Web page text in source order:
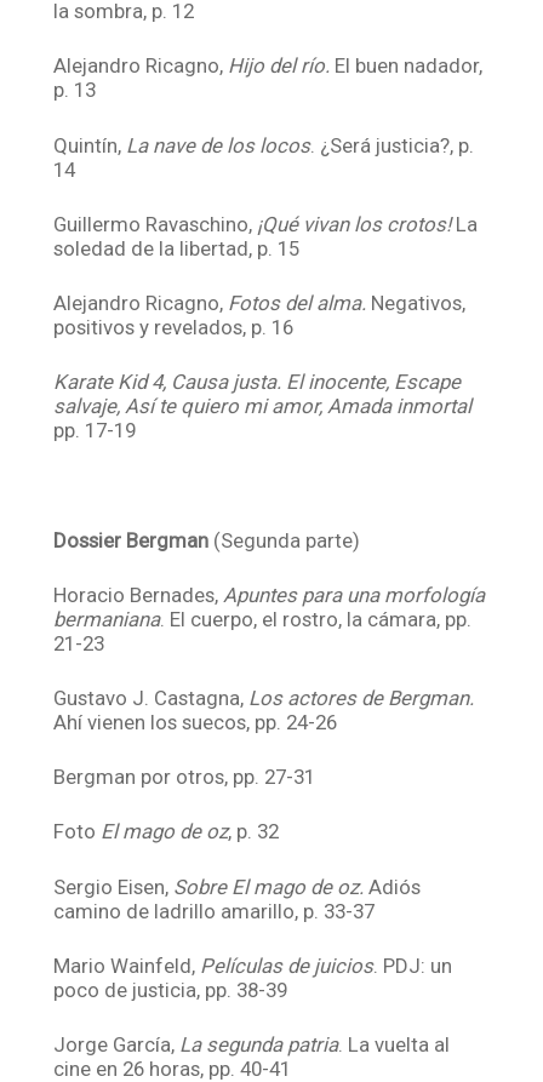
la sombra, p. 12
Alejandro Ricagno, Hijo del río. El buen nadador,
p. 13
Quintín, La nave de los locos. ¿Será justicia?, p.
14
Guillermo Ravaschino, ¡Qué vivan los crotos!La
soledad de la libertad, p. 15
Alejandro Ricagno, Fotos del alma. Negativos,
positivos y revelados, p. 16
Karate Kid 4, Causa justa. El inocente, Escape
salvaje, Así te quiero mi amor, Amada inmortal
pp. 17-19
Dossier Bergman (Segunda parte)
Horacio Bernades, Apuntes para una morfología
bermaniana. El cuerpo, el rostro, la cámara, pp.
21-23
Gustavo J. Castagna, Los actores de Bergman.
Ahí vienen los suecos, pp. 24-26
Bergman por otros, pp. 27-31
Foto El mago de oz, p. 32
Sergio Eisen, Sobre El mago de oz. Adiós
camino de ladrillo amarillo, p. 33-37
Mario Wainfeld, Películas de juicios. PDJ: un
poco de justicia, pp. 38-39
Jorge García, La segunda patria. La vuelta al
cine en 26 horas, pp. 40-41